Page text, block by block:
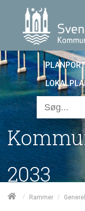
2033
/ Rammer /